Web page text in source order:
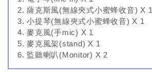
薩克斯風(無線夾式小蜜蜂收音) X 1
小提琴(無線夾式小蜜蜂收音) X 1
麥克風(手mic) X 1
麥克風架(stand) X 1
監聽喇叭(Monitor) X 2